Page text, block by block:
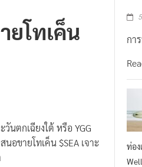
ยโทเค็น
นตกเฉียงใต้ หรือ YGG
อขายโทเค็น $SEA เจาะ
กา
ท่อง